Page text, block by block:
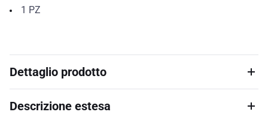
1 PZ
Dettaglio prodotto
Descrizione estesa